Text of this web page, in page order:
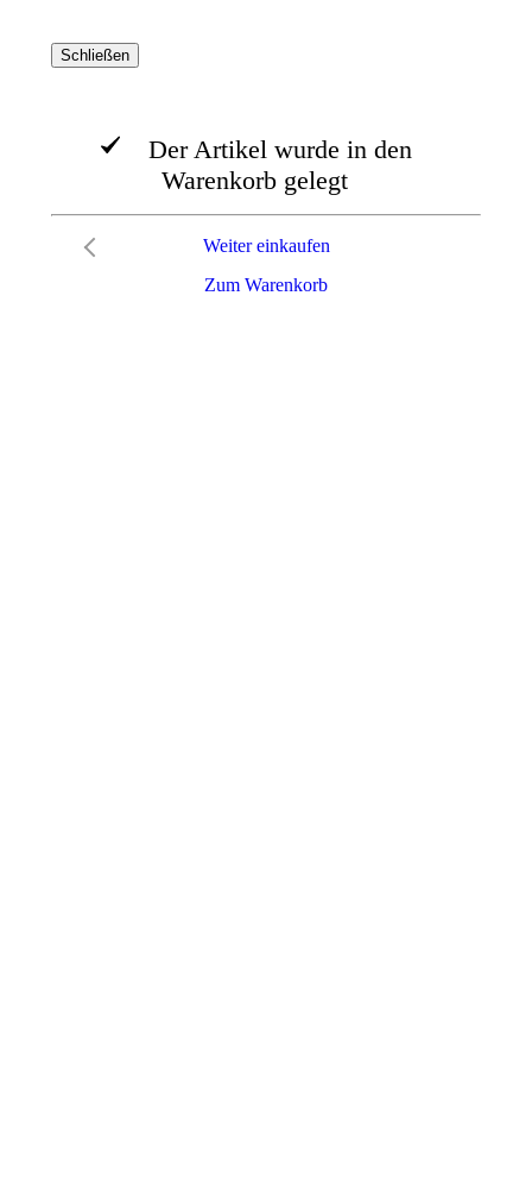
Schließen
Der Artikel wurde in den
Warenkorb gelegt
Zum Warenkorb
Weiter einkaufen